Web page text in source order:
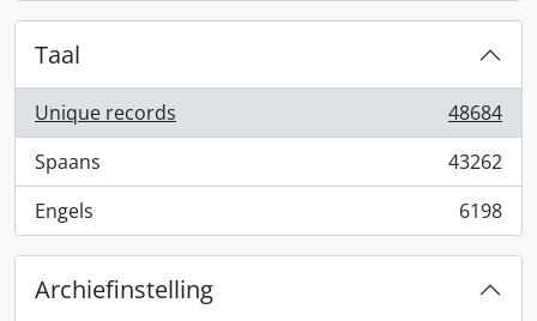
Taal
Unique records
, 48684 results
48684
Spaans
, 43262 results
43262
Engels
, 6198 results 6198
Archiefinstelling